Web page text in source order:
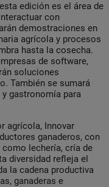
edición es el área de
con
demostraciones en
agrícola y procesos
hasta la cosecha.
de software,
soluciones
También se sumará
gastronomía para
agrícola, Innovar
ganaderos, con
lechería, cría de
diversidad refleja el
la cadena productiva
ganaderas e